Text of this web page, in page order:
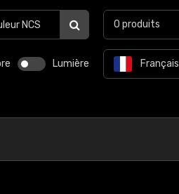
Lumière Français
0 produits